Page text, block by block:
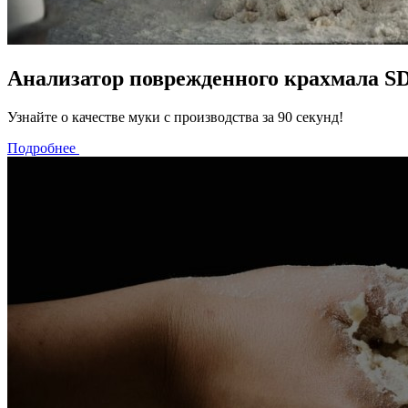
Анализатор поврежденного крахмала
Узнайте о качестве муки с производства за 90 секунд!
Подробнее